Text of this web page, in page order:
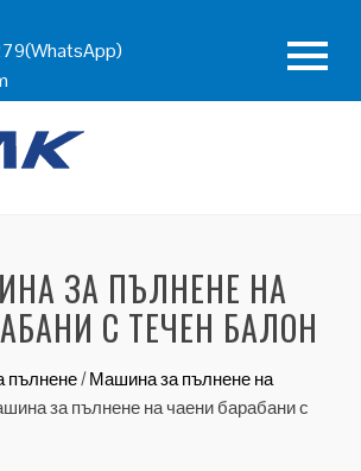
ЗА ПЪЛНЕНЕ НА
С ТЕЧЕН БАЛОН
пълнене/Машина за пълнене на
за пълнене на чаени барабани с